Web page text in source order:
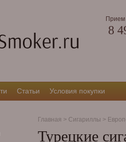
Прием
8
Статьи Условия покупки
Главная > Сигариллы >
Турецкие